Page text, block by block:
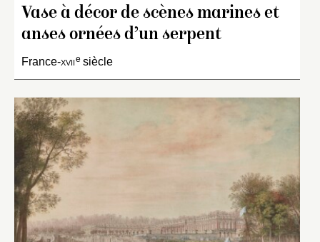
Vase à décor de scènes marines et
anses ornées d’un serpent
France-xviie siècle